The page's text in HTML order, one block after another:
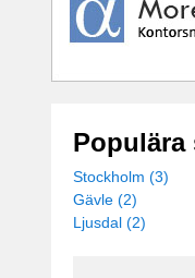
Populära
Stockholm (3)
Gävle (2)
Ljusdal (2)